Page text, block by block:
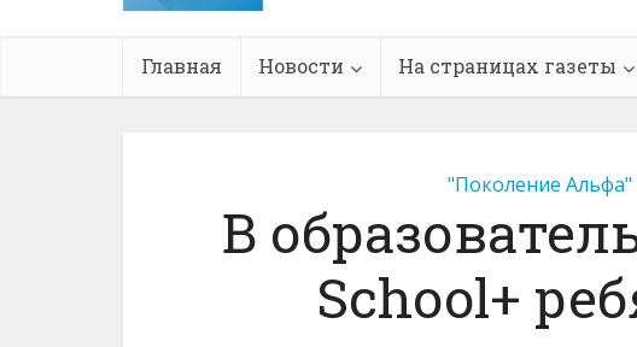
Главная Новости На страницах газеты
"Поколение Альфа"
В
School+